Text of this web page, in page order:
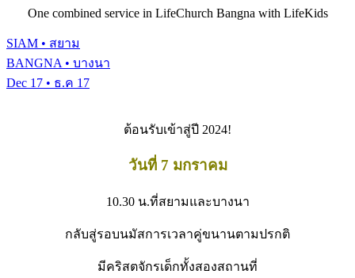
One combined service in LifeChurch Bangna with LifeKids
SIAM • สยาม
BANGNA • บางนา
Dec 17 • ธ.ค 17
ต้อนรับเข้าสู่ปี 2024!
วันที่7 มกราคม
10.30 น.ที่สยามและบางนา
กลับสู่รอบนมัสการเวลาคู่ขนานตามปรกติ
มีคริสตจักรเด็กทั้งสองสถานที่